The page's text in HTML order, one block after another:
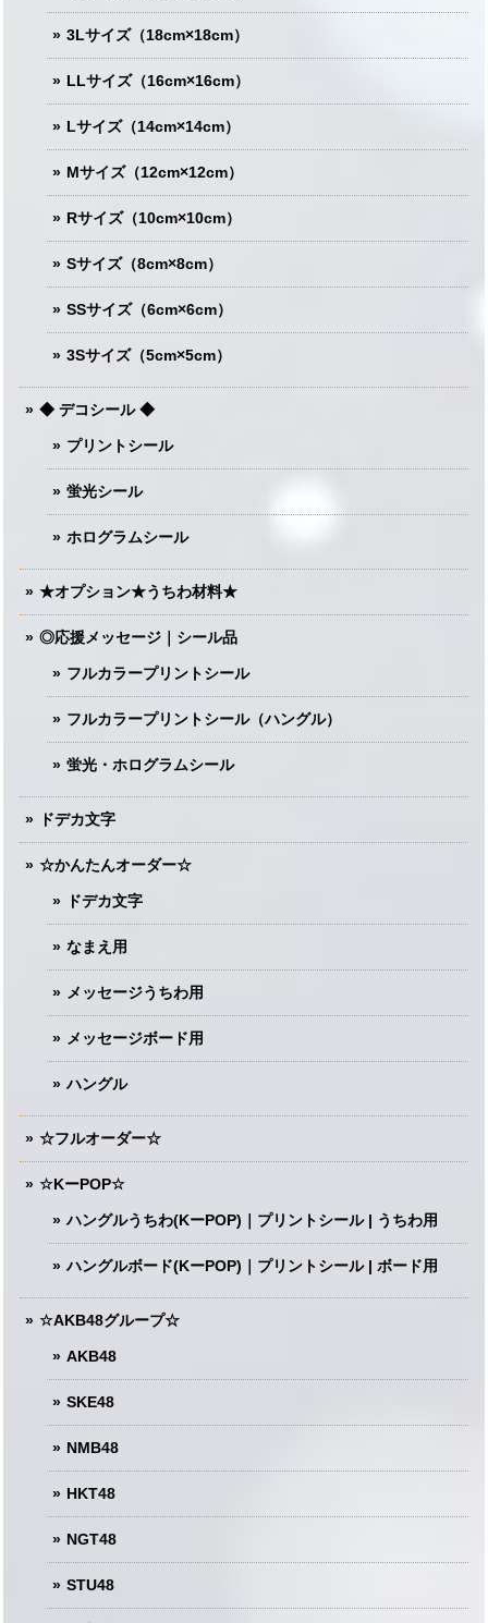
3Lサイズ（18cm×18cm）
LLサイズ（16cm×16cm）
Lサイズ（14cm×14cm）
Mサイズ（12cm×12cm）
Rサイズ（10cm×10cm）
Sサイズ（8cm×8cm）
SSサイズ（6cm×6cm）
3Sサイズ（5cm×5cm）
◆ デコシール ◆
プリントシール
蛍光シール
ホログラムシール
★オプション★うちわ材料★
◎応援メッセージ｜シール品
フルカラープリントシール
フルカラープリントシール（ハングル）
蛍光・ホログラムシール
ドデカ文字
☆かんたんオーダー☆
ドデカ文字
なまえ用
メッセージうちわ用
メッセージボード用
ハングル
☆フルオーダー☆
☆KーPOP☆
ハングルうちわ(KーPOP)｜プリントシール | うちわ用
ハングルボード(KーPOP)｜プリントシール | ボード用
☆AKB48グループ☆
AKB48
SKE48
NMB48
HKT48
NGT48
STU48